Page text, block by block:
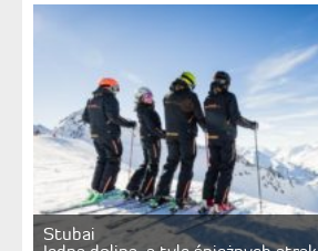
Stubai